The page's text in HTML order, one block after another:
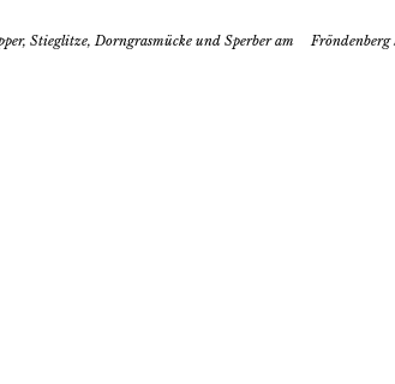
Stieglitze, Dorngrasmücke und Sperber am
Fröndenberg